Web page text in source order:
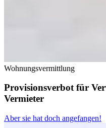
Wohnungsvermittlung
Provisionsverbot für
Vermieter
Aber sie hat doch angefangen!